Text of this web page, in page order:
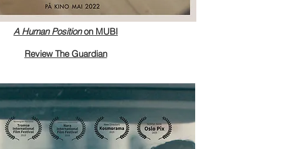
A Human Positionon MUBI
Review The Guardian